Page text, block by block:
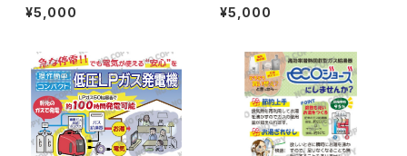
¥5,000 ¥5,000